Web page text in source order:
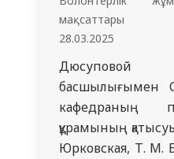
мақсаттары
28.03.2025
Дюсуповой
басшылығымен
кафедраның
құрамының
Юрковская, Т. М.